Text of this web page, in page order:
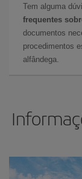
Tem alguma
frequentes
documentos
procedimentos
alfândega.